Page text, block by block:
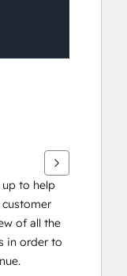
customer
of all the
in order to